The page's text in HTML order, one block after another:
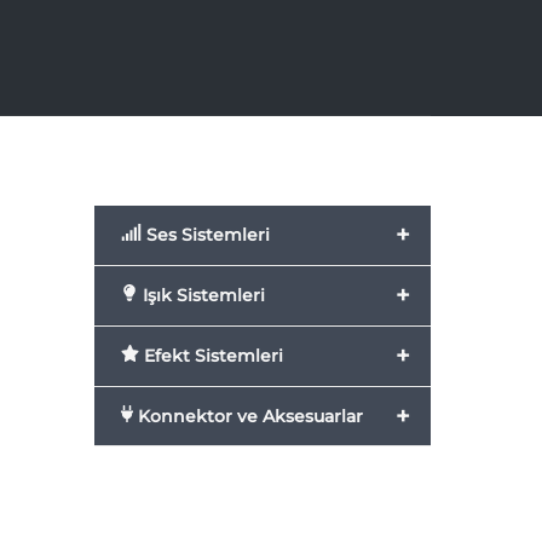
+
Ses Sistemleri
+
Işık Sistemleri
+
Efekt Sistemleri
+
Konnektor ve Aksesuarlar